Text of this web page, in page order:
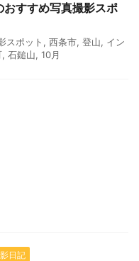
おすすめ写真撮影スポ
スポット , 西条市, 登山, イン
, 石鎚山, 10月
日記